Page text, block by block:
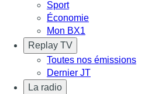
Sport
Économie
Mon BX1
Replay TV
Toutes nos émissions
Dernier JT
La radio